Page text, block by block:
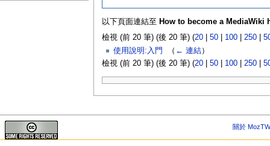
以下頁面連結至 How to become a MediaWiki
檢視 (前 20 筆) (後 20 筆) (20| 50| 100| 250|
使用說明:入門
（ ← 連結）
檢視 (前 20 筆) (後 20 筆) (20| 50| 100| 250|
關於